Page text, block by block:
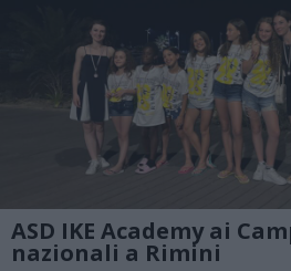
ASD IKE Academy ai
nazionali a Rimini